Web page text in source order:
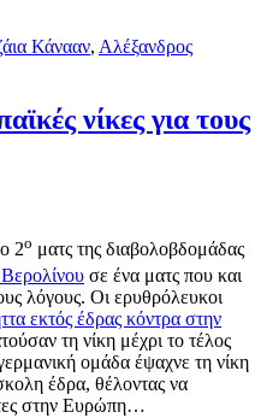
Κάνααν, Αλέξανδρος
νίκες για τους
2ο ματς της διαβολοβδομάδας
σε ένα ματς που και
λόγους. Οι ερυθρόλευκοι
εκτός έδρας κόντρα στην
τη νίκη μέχρι το τέλος
ομάδα έψαχνε τη νίκη
έδρα, θέλοντας να
στην Ευρώπη…